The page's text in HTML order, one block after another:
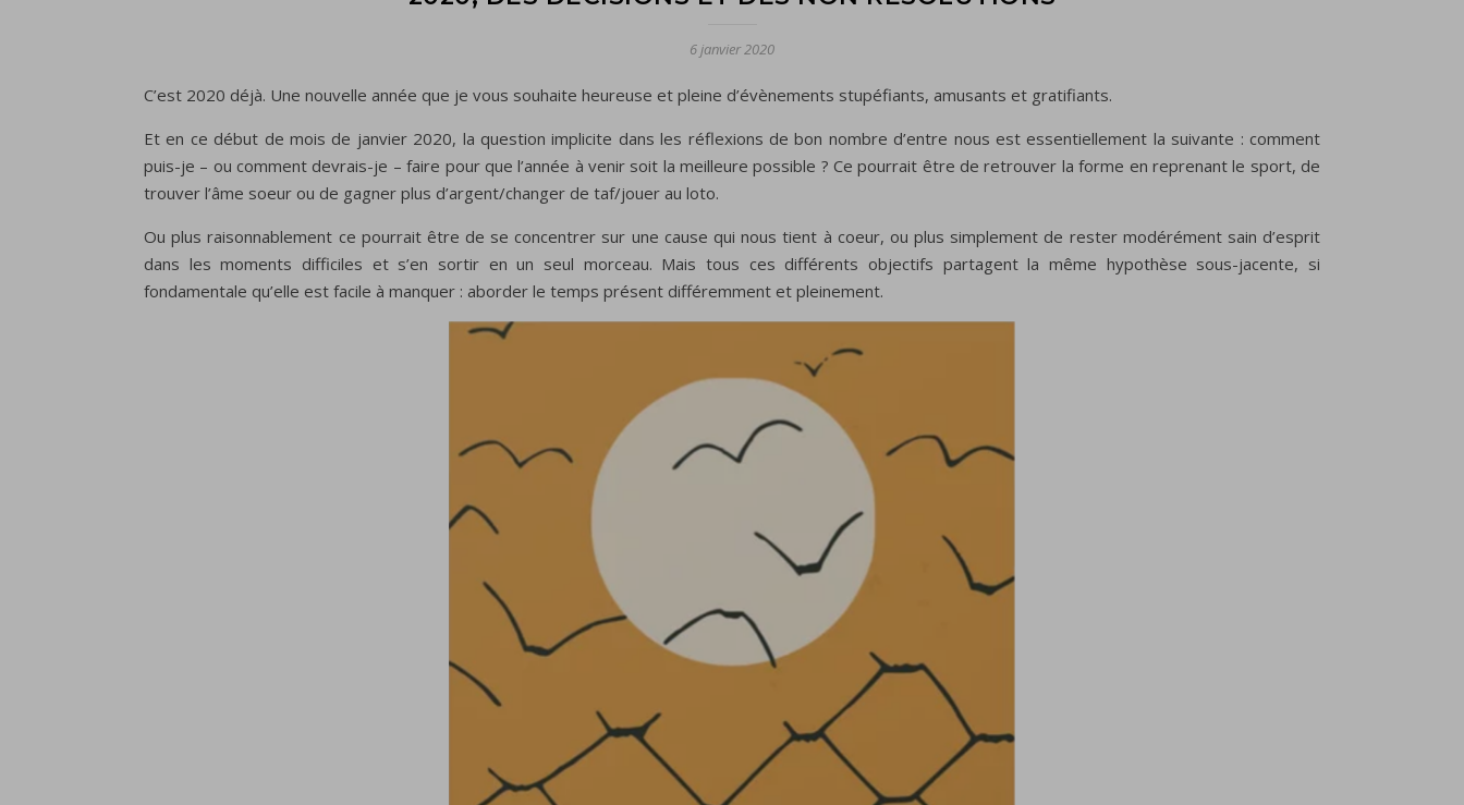
6 janvier 2020
C’est 2020 déjà. Une nouvelle année que je vous souhaite heureuse et pleine d’évènements stupéfiants, amusants et gratifiants.
Et en ce début de mois de janvier 2020, la question implicite dans les réflexions de bon nombre d’entre nous est essentiellement la suivante : comment
puis-je – ou comment devrais-je – faire pour que l’année à venir soit la meilleure possible ? Ce pourrait être de retrouver la forme en reprenant le sport, de
trouver l’âme soeur ou de gagner plus d’argent/changer de taf/jouer au loto.
Ou plus raisonnablement ce pourrait être de se concentrer sur une cause qui nous tient à coeur, ou plus simplement de rester modérément sain d’esprit
dans les moments difficiles et s’en sortir en un seul morceau. Mais tous ces différents objectifs partagent la même hypothèse sous-jacente, si
fondamentale qu’elle est facile à manquer : aborder le temps présent différemment et pleinement.